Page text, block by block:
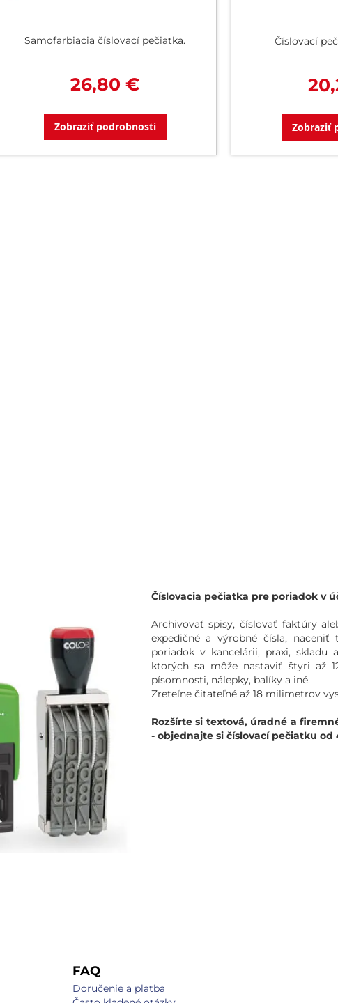
Samofarbiacia číslovací pečiatka.
26,80 €
Zobraziť podrobnosti
Číslovací
Zobraziť
Číslovacia pečiatka pre poriadok v
Archivovať spisy, číslovať faktúry
expedičné a výrobné čísla, naceniť
poriadok v kancelárii, praxi, skladu
ktorých sa môže nastaviť štyri až
písomnosti, nálepky, balíky a iné.
Zreteľne čitateľné až 18 milimetrov
Rozšírte si textová, úradné a
- objednajte si číslovací pečiatku od
FAQ
Doručenie a platba